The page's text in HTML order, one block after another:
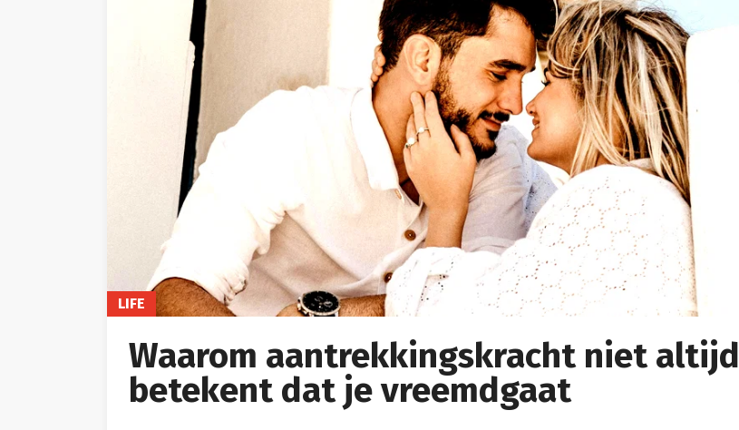
LIFE
Waarom aantrekkingskracht niet altijd
betekent dat je vreemdgaat